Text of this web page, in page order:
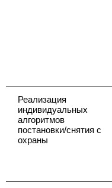
Реализация
индивидуальных
алгоритмов
постановки/снятия с
охраны